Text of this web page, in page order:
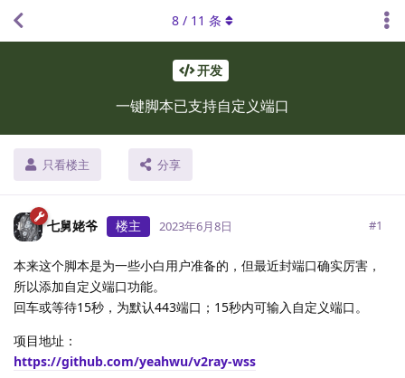
开发
一键脚本已支持自定义端口
只看楼主 分享
8 / 11 条
七舅姥爷 楼主 2023年6月8日 #1
本来这个脚本是为一些小白用户准备的，但最近封端口确实厉害，
所以添加自定义端口功能。
回车或等待15秒，为默认443端口；15秒内可输入自定义端口。
项目地址：
https://github.com/yeahwu/v2ray-wss